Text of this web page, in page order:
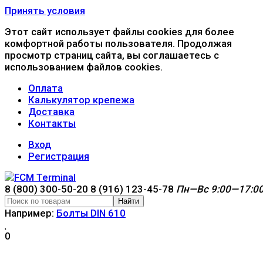
Принять условия
Этот сайт использует файлы cookies для более
комфортной работы пользователя. Продолжая
просмотр страниц сайта, вы соглашаетесь с
использованием файлов cookies.
Оплата
Калькулятор крепежа
Доставка
Контакты
Вход
Регистрация
8 (800) 300-50-20 8 (916) 123-45-78 Пн—Вс
Найти
Например: Болты DIN 610
0